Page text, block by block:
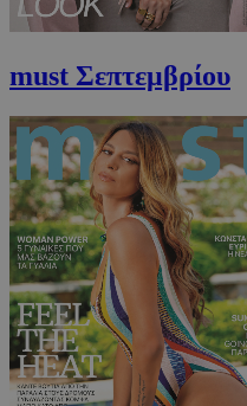
must Σεπτεμβρίου